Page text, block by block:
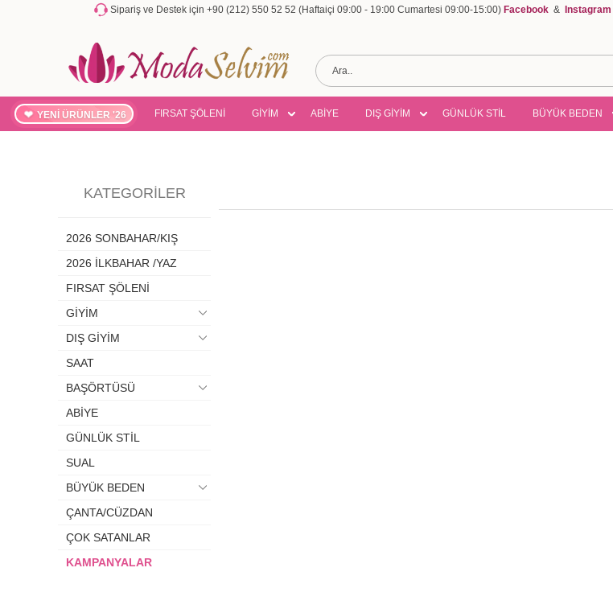
Sipariş ve Destek için +90 (212) 550 52 52 (Haftaiçi 09:00 - 19:00 Cumartesi 09:00-15:00) Facebook & Instagram
YENİ ÜRÜNLER '26 FIRSAT ŞÖLENİ GİYİM ABİYE DIŞ GİYİM GÜNLÜK STİL BÜYÜK BEDEN
KATEGORILER
2026 SONBAHAR/KIŞ
2026 İLKBAHAR /YAZ
FIRSAT ŞÖLENİ
GİYİM
DIŞ GİYİM
SAAT
BAŞÖRTÜSÜ
ABİYE
GÜNLÜK STİL
SUAL
BÜYÜK BEDEN
ÇANTA/CÜZDAN
ÇOK SATANLAR
KAMPANYALAR